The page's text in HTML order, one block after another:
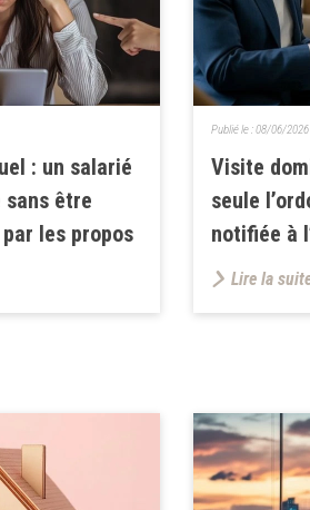
: un salarié
être
les propos
Visite
seule
notifiée à
Publié le :08/06/2026
Lire la